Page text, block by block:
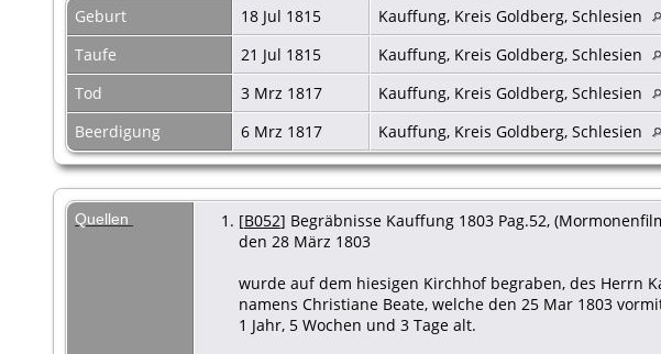
Geburt 18 Jul 1815
Kauffung, Kreis Goldberg, Schlesien
Taufe
21 Jul 1815
Kauffung, Kreis Goldberg, Schlesien
Tod
3 Mrz 1817
Kauffung, Kreis Goldberg, Schlesien
Beerdigung
6 Mrz 1817 Kauffung, Kreis Goldberg, Schlesien
Quellen [B052] Begräbnisse Kauffung 1803 Pag.52,
den 28 März 1803
wurde auf dem hiesigen Kirchhof begraben, des Herrn
namens Christiane Beate, welche den 25 Mar 1803
1 Jahr, 5 Wochen und 3 Tage alt.